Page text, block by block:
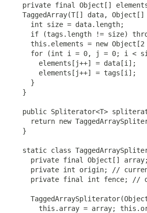
private final Object[]
TaggedArray(T[] data, Object[]
     int size = data.length;
if (tags.length != size)
this.elements = new Object[2
for (int i = 0, j = 0; i <
       elements[j++] = data[i];
       elements[j++] = tags[i];
     }
   }
public Spliterator<T>
return new
   }
static class
     private final Object[] array;
private int origin; //
private final int fence; //
this.array = array;